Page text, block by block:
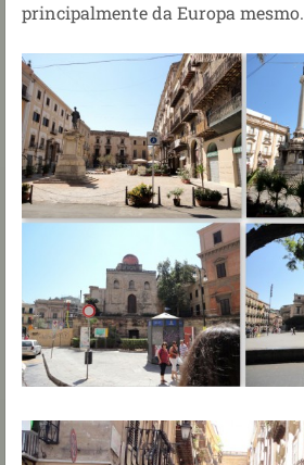
principalmente da Europa mesmo.